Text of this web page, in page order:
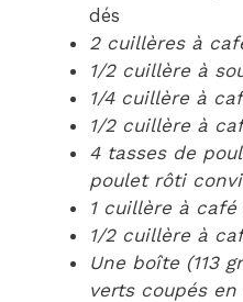
dés
2 cuillères à
1/2 cuillère à
1/4 cuillère à
1/2 cuillère à
4 tasses de
poulet rôti
1 cuillère à café
1/2 cuillère à
Une boîte (113
verts coupés en